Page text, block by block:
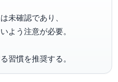
未確認であり、
よう注意が必要。
習慣を推奨する。